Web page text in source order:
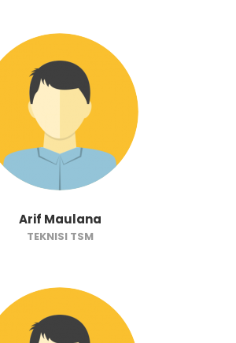
Arif Maulana
TEKNISI TSM